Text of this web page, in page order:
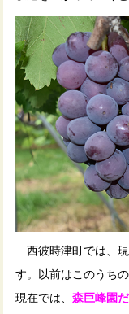
西彼時津町では、
す。以前はこのうち
現在では、森巨峰園